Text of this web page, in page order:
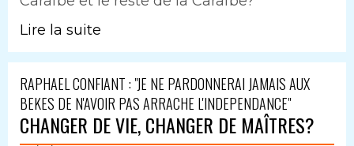
Lire la suite
RAPHAEL CONFIANT : "JE NE PARDONNERAI JAMAIS AUX
BEKES DE N'AVOIR PAS ARRACHE L'INDEPENDANCE"
CHANGER DE VIE, CHANGER DE MAÎTRES?